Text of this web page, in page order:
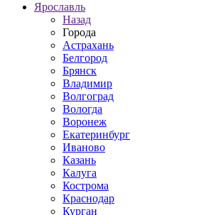
Ярославль
Назад
Города
Астрахань
Белгород
Брянск
Владимир
Волгоград
Вологда
Воронеж
Екатеринбург
Иваново
Казань
Калуга
Кострома
Краснодар
Курган